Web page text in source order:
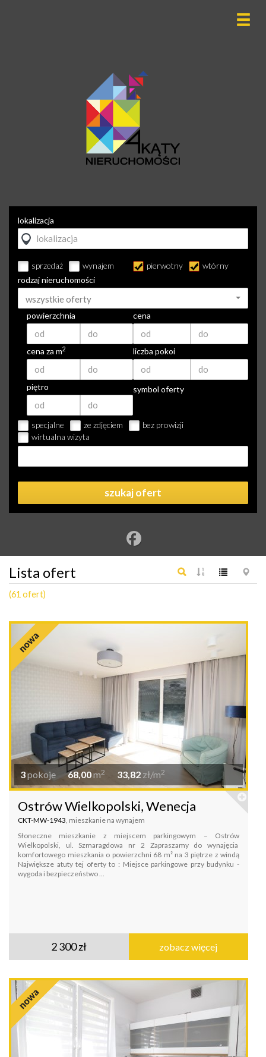
lokalizacja
sprzedaż wynajem pierwotny
wtórny
rodzaj nieruchomości
wszystkie oferty
powierzchnia cena
cena za m2 liczba pokoi
piętro
specjalne ze zdjęciem
bez prowizji
wirtualna wizyta
symbol oferty
szukaj ofert
Lista ofert
(61 ofert)
3pokoje 68,00m2 33,82 zł/m2
Ostrów Wielkopolski, Wenecja
CKT-MW-1943 , mieszkanie na wynajem
Słoneczne mieszkanie z miejscem parkingowym – Ostrów
Wielkopolski, ul. Szmaragdowa nr 2 Zapraszamy do wynajęcia
komfortowego mieszkania o powierzchni 68 m² na 3 piętrze z windą
Największe atuty tej oferty to : Miejsce parkingowe przy budynku -
wygoda i bezpieczeństwo ...
2 300 zł zobacz więcej